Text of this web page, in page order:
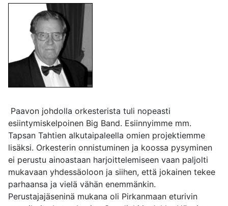
Paavon johdolla orkesterista tuli nopeasti
esiintymiskelpoinen Big Band. Esiinnyimme mm.
Tapsan Tahtien alkutaipaleella omien projektiemme
lisäksi. Orkesterin onnistuminen ja koossa pysyminen
ei perustu ainoastaan harjoittelemiseen vaan paljolti
mukavaan yhdessäoloon ja siihen, että jokainen tekee
parhaansa ja vielä vähän enemmänkin.
Perustajajäseninä mukana oli Pirkanmaan eturivin